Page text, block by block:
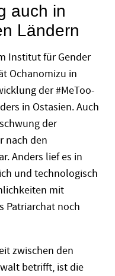
auch in
Ländern
Institut für Gender
Ochanomizu in
der #MeToo-
in Ostasien. Auch
der
nach den
Anders lief es in
und technologisch
mit
Patriarchat noch
zwischen den
betrifft, ist die